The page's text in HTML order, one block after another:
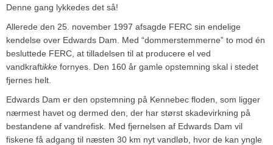
Denne gang lykkedes det så!
Allerede den 25. november 1997 afsagde FERC sin endelige
kendelse over Edwards Dam. Med “dommerstemmerne” to mod én
besluttede FERC, at tilladelsen til at producere el ved
vandkraftikke fornyes. Den 160 år gamle opstemning skal i stedet
fjernes helt.
Edwards Dam er den opstemning på Kennebec floden, som ligger
nærmest havet og dermed den, der har størst skadevirkning på
bestandene af vandrefisk. Med fjernelsen af Edwards Dam vil
fiskene få adgang til næsten 30 km nyt vandløb, hvor de kan yngle